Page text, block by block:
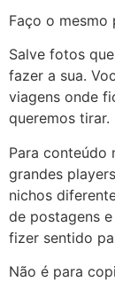
Faço o mesmo
Salve fotos
fazer a sua.
viagens onde
queremos tirar.
Para conteúdo
grandes
nichos
de postagens
fizer sentido
Não é para